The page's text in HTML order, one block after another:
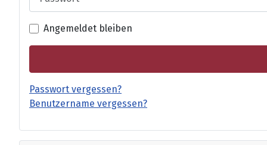
Angemeldet bleiben
Passwort vergessen?
Benutzername vergessen?